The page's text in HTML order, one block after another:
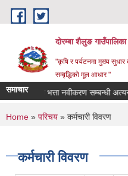
Skip to main content
दोरम्बा शैलुङ गाउँपालिका
"कृषि र पर्यटनमा मुख्य सुधार
सम्बृद्धिको मूल आधार "
समाचारभत्ता नवीकरण सम्बन्धी अत्यन्त
You are here
Home » परिचय » कर्मचारी विवरण
कर्मचारी विवरण